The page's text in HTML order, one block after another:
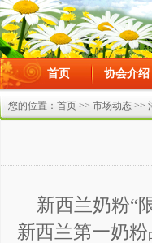
首页 协会介绍
在线留言
您的位置： 首页 >> 市场动态 >>
新西兰奶粉“
新西兰第一奶